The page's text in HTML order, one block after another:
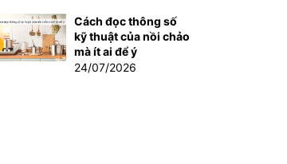
Cách đọc thông số
kỹ thuật của nồi chảo
mà ít ai để ý
24/07/2026